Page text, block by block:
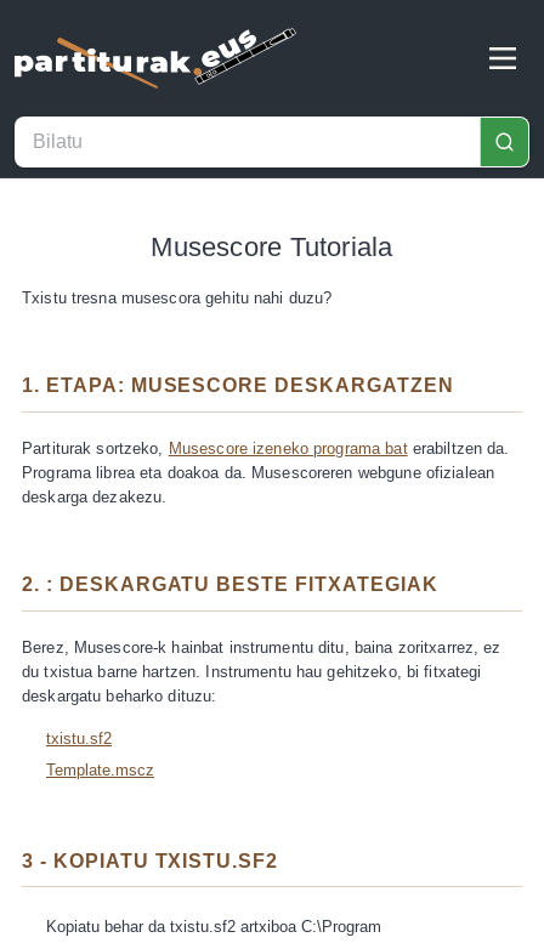
Musescore Tutoriala
Txistu tresna musescora gehitu nahi duzu?
1. ETAPA: MUSESCORE DESKARGATZEN
Partiturak sortzeko, Musescore izeneko programa baterabiltzen da.
Programa librea eta doakoa da. Musescoreren webgune ofizialean
deskarga dezakezu.
2. : DESKARGATU BESTE FITXATEGIAK
Berez, Musescore-k hainbat instrumentu ditu, baina zoritxarrez, ez
du txistua barne hartzen. Instrumentu hau gehitzeko, bi fitxategi
deskargatu beharko dituzu:
txistu.sf2
Template.mscz
3 - KOPIATU TXISTU.SF2
Kopiatu behar da txistu.sf2 artxiboa C:\Program